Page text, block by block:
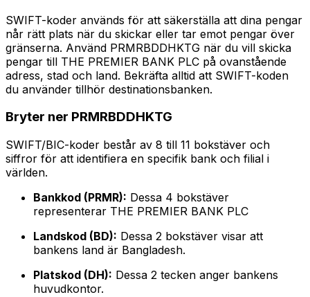
SWIFT-koder används för att säkerställa att dina pengar
når rätt plats när du skickar eller tar emot pengar över
gränserna. Använd PRMRBDDHKTG när du vill skicka
pengar till THE PREMIER BANK PLC på ovanstående
adress, stad och land. Bekräfta alltid att SWIFT-koden
du använder tillhör destinationsbanken.
Bryter ner PRMRBDDHKTG
SWIFT/BIC-koder består av 8 till 11 bokstäver och
siffror för att identifiera en specifik bank och filial i
världen.
Bankkod (PRMR): Dessa 4 bokstäver
representerar THE PREMIER BANK PLC
Landskod (BD): Dessa 2 bokstäver visar att
bankens land är Bangladesh.
Platskod (DH): Dessa 2 tecken anger bankens
huvudkontor.